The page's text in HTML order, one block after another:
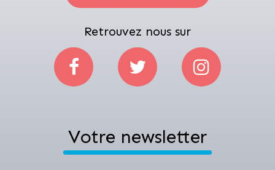
Retrouvez nous sur
Votre newsletter